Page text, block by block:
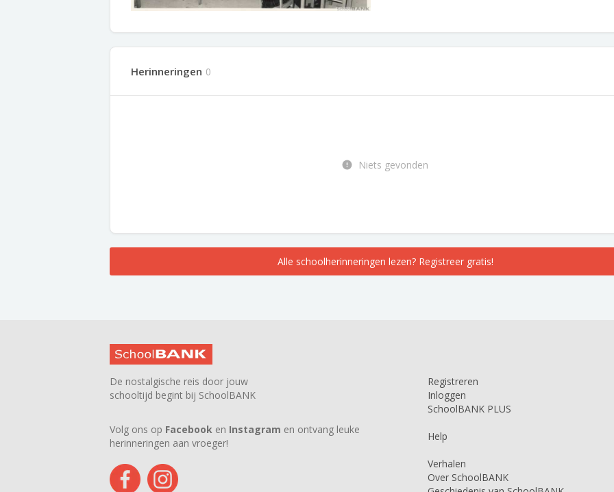
Herinneringen 0
Niets gevonden
Alle schoolherinneringen lezen? Registreer gratis!
De nostalgische reis door jouw
schooltijd begint bij SchoolBANK
Volg ons op Facebook en Instagram en ontvang leuke
herinneringen aan vroeger!
Registreren
Inloggen
SchoolBANK PLUS
Help
Verhalen
Over SchoolBANK